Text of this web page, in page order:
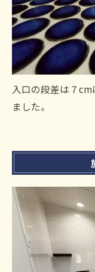
入口の段差は７
ました。